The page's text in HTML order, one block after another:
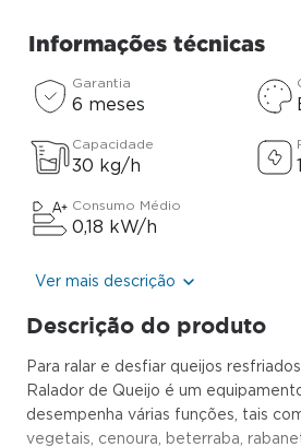
Informações técnicas
Garantia
6 meses
Capacidade
30 kg/h
Consumo Médio
0,18 kW/h
Ver mais descrição
Descrição do produto
Para ralar e desfiar queijos
Ralador de Queijo é um
desempenha várias funções, tais
vegetais, cenoura, beterraba,